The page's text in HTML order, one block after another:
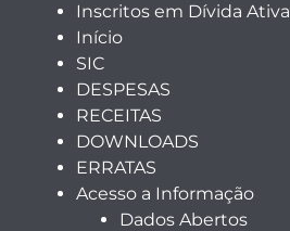
Inscritos em Dívida Ativa
Início
SIC
DESPESAS
RECEITAS
DOWNLOADS
ERRATAS
Acesso a Informação
Dados Abertos